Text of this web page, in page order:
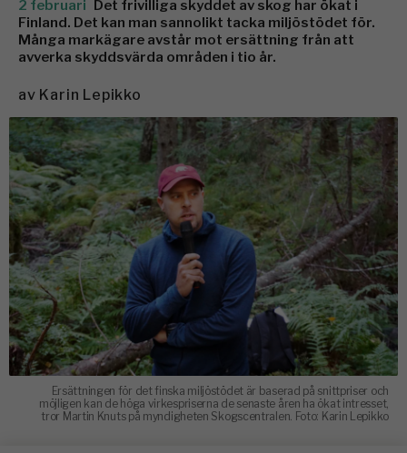
2 februari
Det frivilliga skyddet av skog har ökat i
Finland. Det kan man sannolikt tacka miljöstödet för.
Många markägare avstår mot ersättning från att
avverka skyddsvärda områden i tio år.
av Karin Lepikko
Ersättningen för det finska miljöstödet är baserad på snittpriser och
möjligen kan de höga virkespriserna de senaste åren ha ökat intresset,
tror Martin Knuts på myndigheten Skogscentralen. Foto: Karin Lepikko